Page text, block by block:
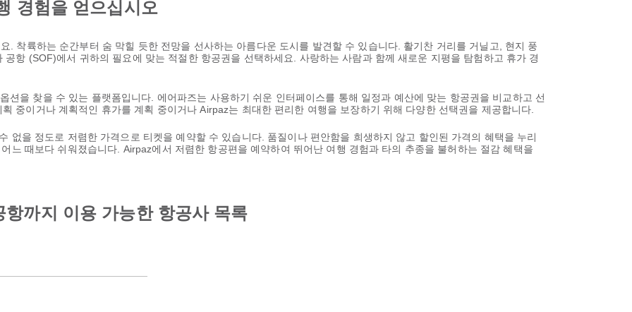
경험을 얻으십시오
. 착륙하는 순간부터 숨 막힐 듯한 전망을 선사하는 아름다운 도시를 발견할 수 있습니다. 활기찬 거리를 거닐고, 현지 풍
항 (SOF)에서 귀하의 필요에 맞는 적절한 항공권을 선택하세요. 사랑하는 사람과 함께 새로운 지평을 탐험하고 휴가 경
션을 찾을 수 있는 플랫폼입니다. 에어파즈는 사용하기 쉬운 인터페이스를 통해 일정과 예산에 맞는 항공권을 비교하고 선
중이거나 계획적인 휴가를 계획 중이거나 Airpaz는 최대한 편리한 여행을 보장하기 위해 다양한 선택권을 제공합니다.
없을 정도로 저렴한 가격으로 티켓을 예약할 수 있습니다. 품질이나 편안함을 희생하지 않고 할인된 가격의 혜택을 누리
느 때보다 쉬워졌습니다. Airpaz에서 저렴한 항공편을 예약하여 뛰어난 여행 경험과 타의 추종을 불허하는 절감 혜택을
까지 이용 가능한 항공사 목록